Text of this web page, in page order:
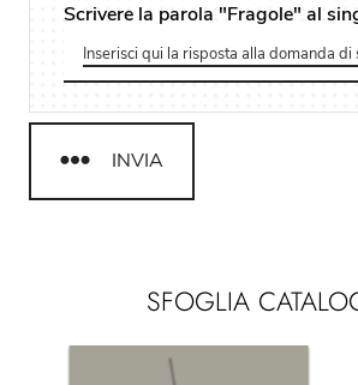
SFOGLIA
Scrivere la parola "Fragole" al
INVIA